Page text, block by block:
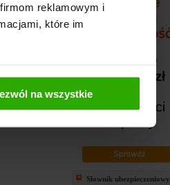
reklamowym i
które im
na wszystkie
Słownik ubezpieczeniowy